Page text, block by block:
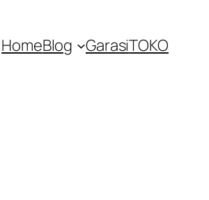
HomeBlog GarasiTOKO